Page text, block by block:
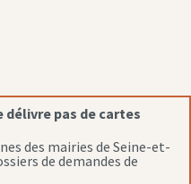
délivre pas de cartes
des mairies de Seine-et-
de demandes de